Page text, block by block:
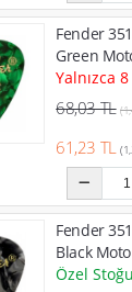
Fender
Green
Yalnızca
68,03 TL
61,23 TL
Fender
Black
Özel